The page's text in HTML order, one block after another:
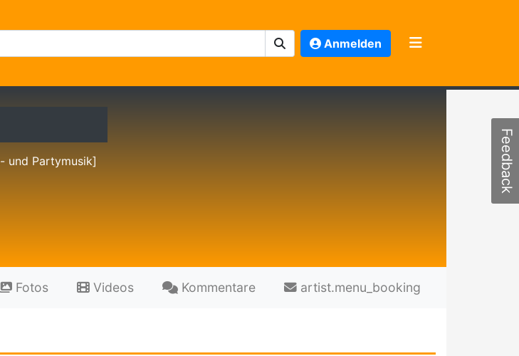
Anmelden
und Partymusik]
Fotos Videos Kommentare artist.menu_booking
Feedback